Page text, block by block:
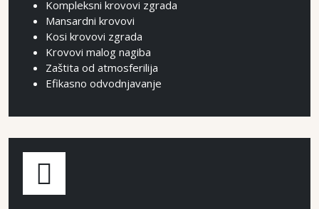
Kompleksni krovovi zgrada
Mansardni krovovi
Kosi krovovi zgrada
Krovovi malog nagiba
Zaštita od atmosferilija
Efikasno odvodnjavanje